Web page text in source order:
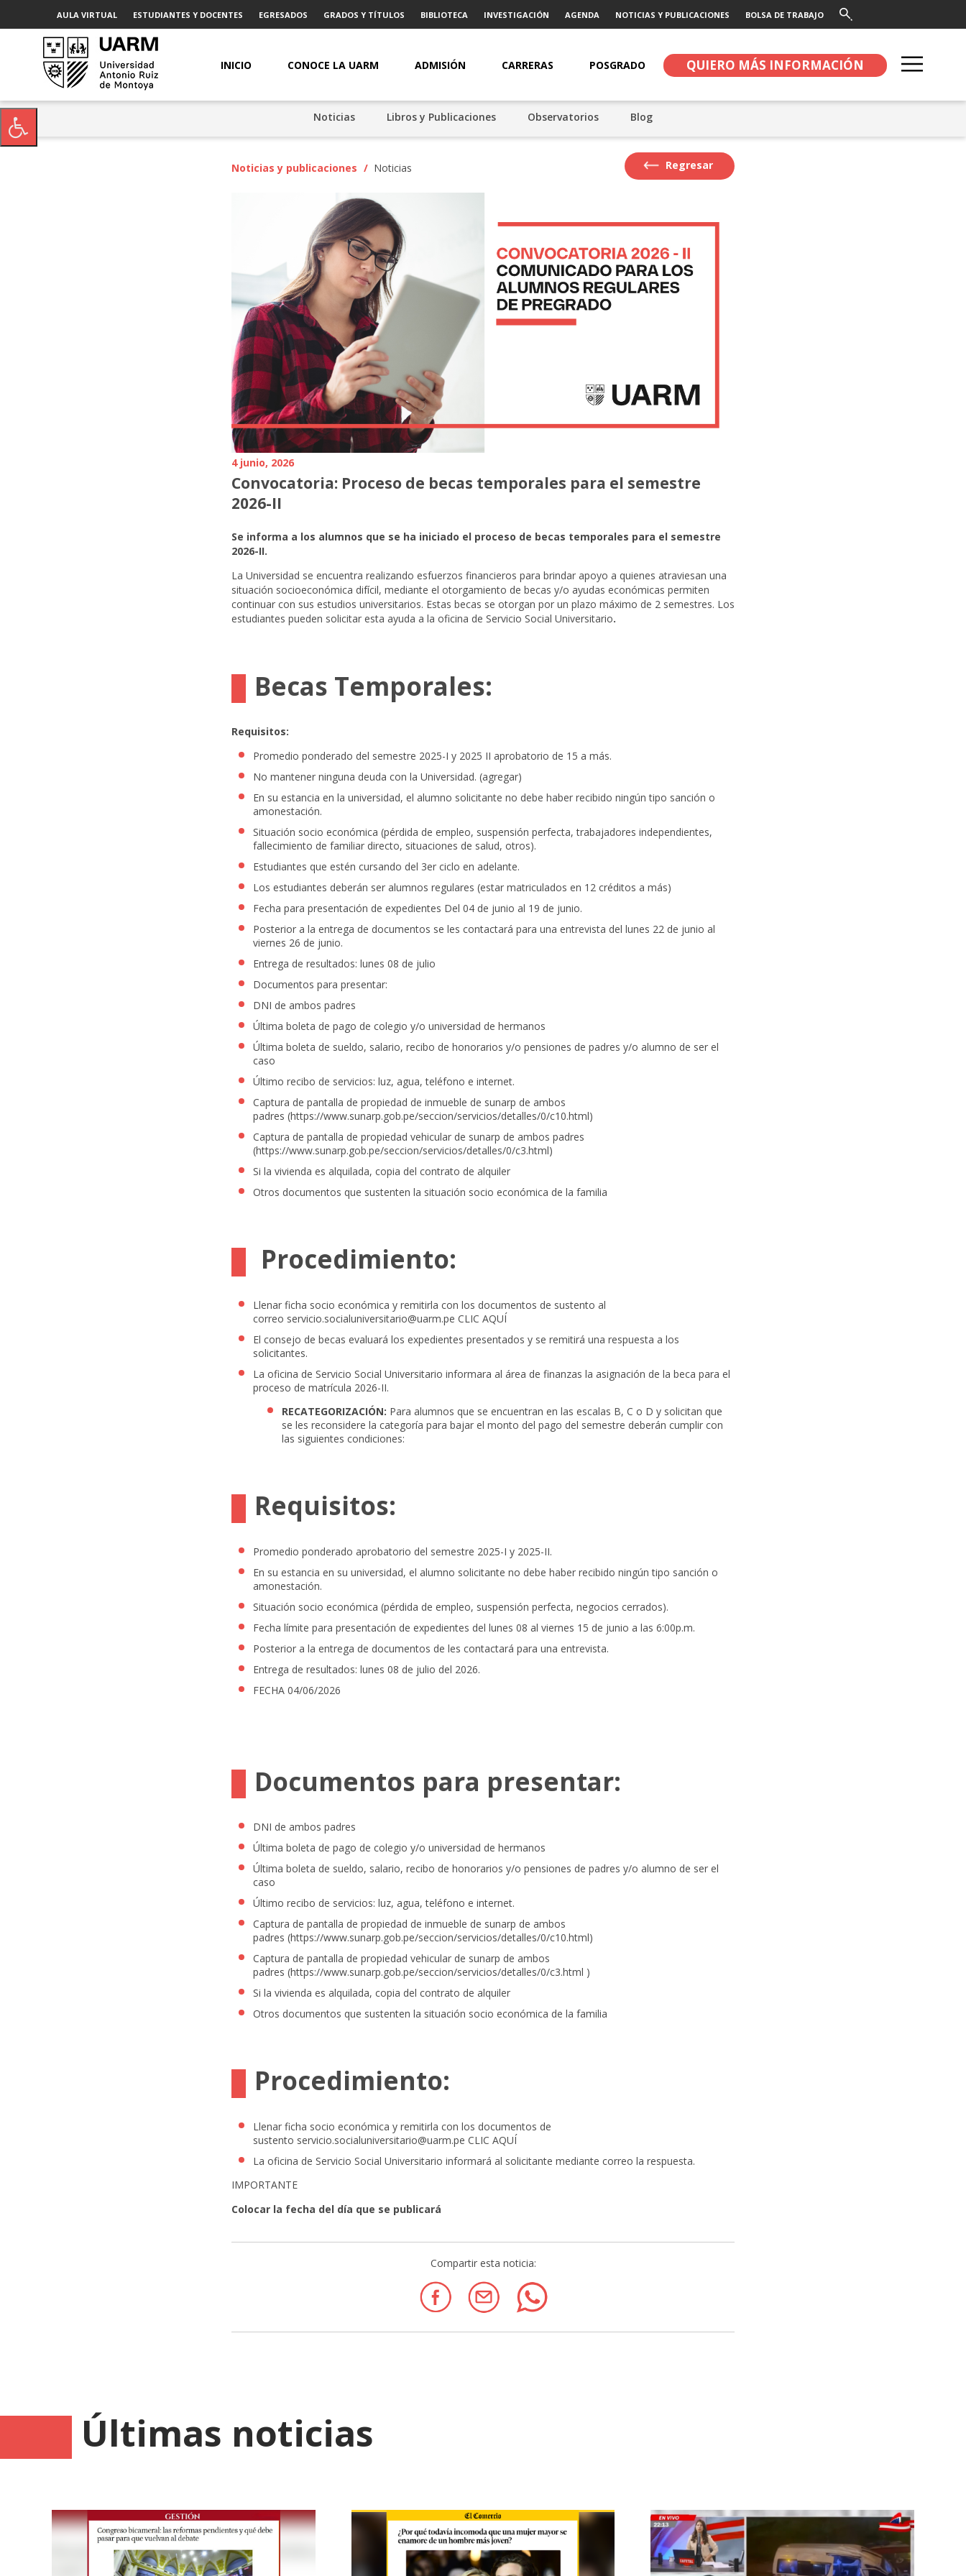
AULA VIRTUAL ESTUDIANTES Y DOCENTES EGRESADOS GRADOS Y TÍTULOS BIBLIOTECA INVESTIGACIÓN AGENDA NOTICIAS Y PUBLICACIONES BOLSA DE TRABAJO
INICIO CONOCE LA UARM ADMISIÓN CARRERAS POSGRADO QUIERO MÁS INFORMACIÓN
Noticias Libros y Publicaciones Observatorios Blog
Noticias y publicaciones / Noticias Regresar
4 junio, 2026
Convocatoria: Proceso de becas temporales para el semestre
2026-II
Se informa a los alumnos que se ha iniciado el proceso de becas temporales para el semestre
2026-II.
La Universidad se encuentra realizando esfuerzos financieros para brindar apoyo a quienes atraviesan una
situación socioeconómica difícil, mediante el otorgamiento de becas y/o ayudas económicas permiten
continuar con sus estudios universitarios. Estas becas se otorgan por un plazo máximo de 2 semestres. Los
estudiantes pueden solicitar esta ayuda a la oficina de Servicio Social Universitario.
Becas Temporales:
Requisitos:
Promedio ponderado del semestre 2025-I y 2025 II aprobatorio de 15 a más.
No mantener ninguna deuda con la Universidad. (agregar)
En su estancia en la universidad, el alumno solicitante no debe haber recibido ningún tipo sanción o
amonestación.
Situación socio económica (pérdida de empleo, suspensión perfecta, trabajadores independientes,
fallecimiento de familiar directo, situaciones de salud, otros).
Estudiantes que estén cursando del 3er ciclo en adelante.
Los estudiantes deberán ser alumnos regulares (estar matriculados en 12 créditos a más)
Fecha para presentación de expedientes Del 04 de junio al 19 de junio.
Posterior a la entrega de documentos se les contactará para una entrevista del lunes 22 de junio al
viernes 26 de junio.
Entrega de resultados: lunes 08 de julio
Documentos para presentar:
DNI de ambos padres
Última boleta de pago de colegio y/o universidad de hermanos
Última boleta de sueldo, salario, recibo de honorarios y/o pensiones de padres y/o alumno de ser el
caso
Último recibo de servicios: luz, agua, teléfono e internet.
Captura de pantalla de propiedad de inmueble de sunarp de ambos
padres (https://www.sunarp.gob.pe/seccion/servicios/detalles/0/c10.html)
Captura de pantalla de propiedad vehicular de sunarp de ambos padres
(https://www.sunarp.gob.pe/seccion/servicios/detalles/0/c3.html)
Si la vivienda es alquilada, copia del contrato de alquiler
Otros documentos que sustenten la situación socio económica de la familia
Procedimiento:
Llenar ficha socio económica y remitirla con los documentos de sustento al
correo servicio.socialuniversitario@uarm.pe CLIC AQUÍ
El consejo de becas evaluará los expedientes presentados y se remitirá una respuesta a los
solicitantes.
La oficina de Servicio Social Universitario informara al área de finanzas la asignación de la beca para el
proceso de matrícula 2026-II.
RECATEGORIZACIÓN: Para alumnos que se encuentran en las escalas B, C o D y solicitan que
se les reconsidere la categoría para bajar el monto del pago del semestre deberán cumplir con
las siguientes condiciones:
Requisitos:
Promedio ponderado aprobatorio del semestre 2025-I y 2025-II.
En su estancia en su universidad, el alumno solicitante no debe haber recibido ningún tipo sanción o
amonestación.
Situación socio económica (pérdida de empleo, suspensión perfecta, negocios cerrados).
Fecha límite para presentación de expedientes del lunes 08 al viernes 15 de junio a las 6:00p.m.
Posterior a la entrega de documentos de les contactará para una entrevista.
Entrega de resultados: lunes 08 de julio del 2026.
FECHA 04/06/2026
Documentos para presentar:
DNI de ambos padres
Última boleta de pago de colegio y/o universidad de hermanos
Última boleta de sueldo, salario, recibo de honorarios y/o pensiones de padres y/o alumno de ser el
caso
Último recibo de servicios: luz, agua, teléfono e internet.
Captura de pantalla de propiedad de inmueble de sunarp de ambos
padres (https://www.sunarp.gob.pe/seccion/servicios/detalles/0/c10.html)
Captura de pantalla de propiedad vehicular de sunarp de ambos
padres (https://www.sunarp.gob.pe/seccion/servicios/detalles/0/c3.html )
Si la vivienda es alquilada, copia del contrato de alquiler
Otros documentos que sustenten la situación socio económica de la familia
Procedimiento:
Llenar ficha socio económica y remitirla con los documentos de
sustento servicio.socialuniversitario@uarm.pe CLIC AQUÍ
La oficina de Servicio Social Universitario informará al solicitante mediante correo la respuesta.
IMPORTANTE
Colocar la fecha del día que se publicará
Compartir esta noticia:
Últimas noticias